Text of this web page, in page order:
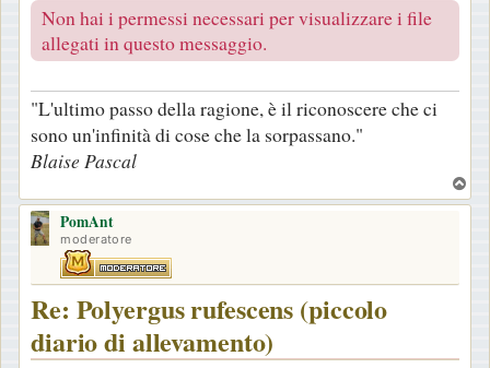
Non hai i permessi necessari per visualizzare i file
allegati in questo messaggio.
"L'ultimo passo della ragione, è il riconoscere che ci
sono un'infinità di cose che la sorpassano."
Blaise Pascal
o
PomAnt
moderatore
Re: Polyergus rufescens (piccolo
diario di allevamento)